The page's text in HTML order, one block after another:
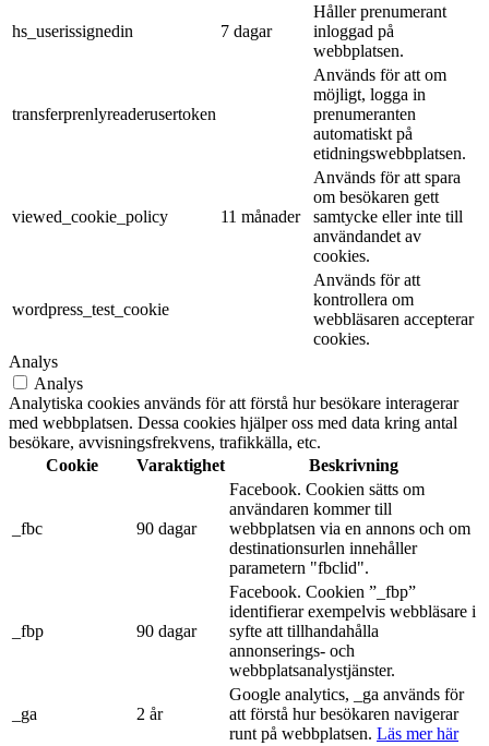
hs_userissignedin 7 dagar
Håller prenumerant
inloggad på
webbplatsen.
transferprenlyreaderusertoken
Används för att om
möjligt, logga in
prenumeranten
automatiskt på
etidningswebbplatsen.
viewed_cookie_policy 11 månader
Används för att spara
om besökaren gett
samtycke eller inte till
användandet av
cookies.
wordpress_test_cookie
Används för att
kontrollera om
webbläsaren accepterar
cookies.
Analys
Analys
Analytiska cookies används för att förstå hur besökare interagerar
med webbplatsen. Dessa cookies hjälper oss med data kring antal
besökare, avvisningsfrekvens, trafikkälla, etc.
Cookie
Varaktighet Beskrivning
_fbc 90 dagar
Facebook. Cookien sätts om
användaren kommer till
webbplatsen via en annons och om
destinationsurlen innehåller
parametern "fbclid".
_fbp 90 dagar
Facebook. Cookien ”_fbp”
identifierar exempelvis webbläsare i
syfte att tillhandahålla
annonserings- och
webbplatsanalystjänster.
_ga 2 år
Google analytics, _ga används för
att förstå hur besökaren navigerar
runt på webbplatsen. Läs mer här